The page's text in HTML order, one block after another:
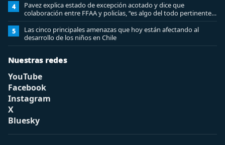
4
Pavez explica estado de excepción acotado y dice que
colaboración entre FFAA y policías, “es algo del todo pertinente
analizar”
5
Las cinco principales amenazas que hoy están afectando al
desarrollo de los niños en Chile
Nuestras redes
YouTube
Facebook
Instagram
X
Bluesky